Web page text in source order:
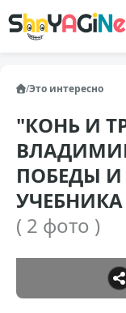
/Это интересно
"КОНЬ И
ПОБЕДЫ
( 2 фото )